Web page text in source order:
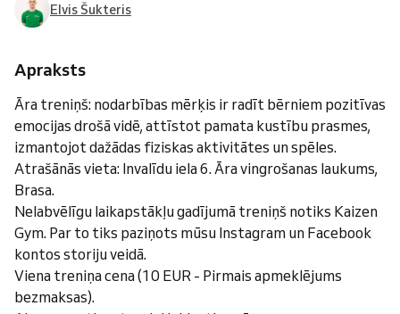
Elvis Šukteris
Apraksts
Āra treniņš: nodarbības mērķis ir radīt bērniem pozitīvas
emocijas drošā vidē, attīstot pamata kustību prasmes,
izmantojot dažādas fiziskas aktivitātes un spēles.
Atrašānās vieta: Invalīdu iela 6. Āra vingrošanas laukums,
Brasa.
Nelabvēlīgu laikapstākļu gadījumā treniņš notiks Kaizen
Gym. Par to tiks paziņots mūsu Instagram un Facebook
kontos storiju veidā.
Viena treniņa cena (10 EUR - Pirmais apmeklējums
bezmaksas).